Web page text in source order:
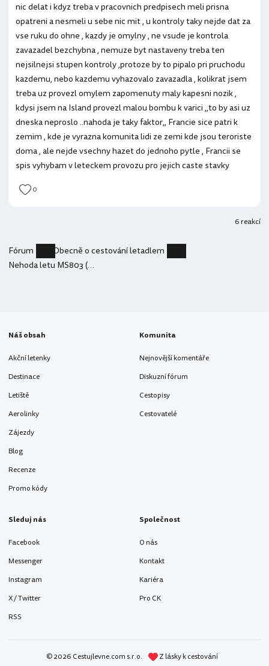
nic delat i kdyz treba v pracovnich predpisech meli prisna
opatreni a nesmeli u sebe nic mit , u kontroly taky nejde dat za
vse ruku do ohne , kazdy je omylny , ne vsude je kontrola
zavazadel bezchybna , nemuze byt nastaveny treba ten
nejsilnejsi stupen kontroly ,protoze by to pipalo pri pruchodu
kazdemu, nebo kazdemu vyhazovalo zavazadla , kolikrat jsem
treba uz provezl omylem zapomenuty maly kapesni nozik ,
kdysi jsem na Island provezl malou bombu k varici ,,to by asi uz
dneska neproslo ..nahoda je taky faktor,, Francie sice patri k
zemim , kde je vyrazna komunita lidi ze zemi kde jsou teroriste
doma , ale nejde vsechny hazet do jednoho pytle , Francii se
spis vyhybam v leteckem provozu pro jejich caste stavky
0
6 reakcí
Fórum
Obecně o cestování letadlem
Nehoda letu MS803 (Egyptair)
Náš obsah
Akční letenky
Destinace
Letiště
Aerolinky
Zájezdy
Blog
Recenze
Promo kódy
Komunita
Nejnovější komentáře
Diskuzní fórum
Cestopisy
Cestovatelé
Sleduj nás
Facebook
Messenger
Instagram
X / Twitter
RSS
Společnost
O nás
Kontakt
Kariéra
Pro CK
© 2026 Cestujlevne.com s.r.o. Z lásky k cestování